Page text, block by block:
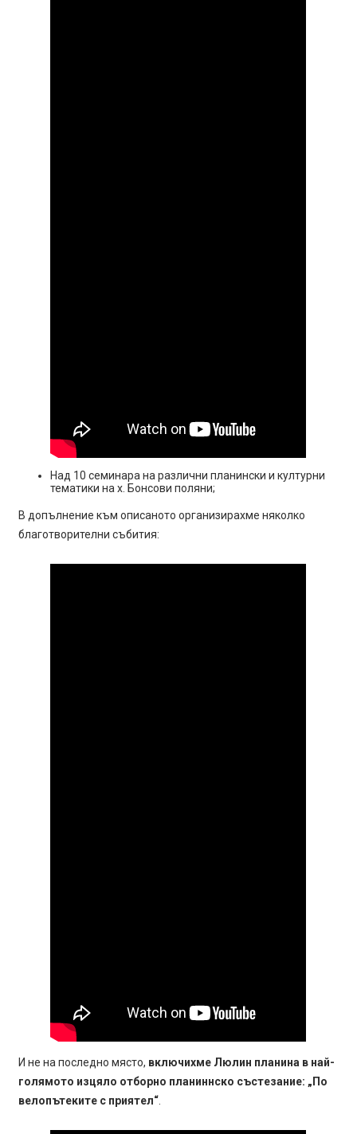
Над 10 семинара на различни планински и културни
тематики на х. Бонсови поляни;
В допълнение към описаното организирахме няколко
благотворителни събития:
И не на последно място, включихме Люлин планина в най-
голямото изцяло отборно планиннско състезание: „По
велопътеките с приятел“